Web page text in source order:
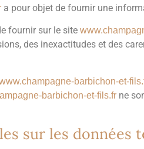
a pour objet de fournir une
fournir sur le site
des inexactitudes et des
barbichon-et-
barbichon-et-fils.fr ne
sur les données